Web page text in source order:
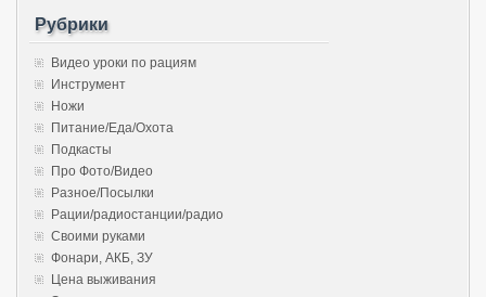
Рубрики
Видео уроки по рациям
Инструмент
Ножи
Питание/Еда/Охота
Подкасты
Про Фото/Видео
Разное/Посылки
Рации/радиостанции/радио
Своими руками
Фонари, АКБ, ЗУ
Цена выживания